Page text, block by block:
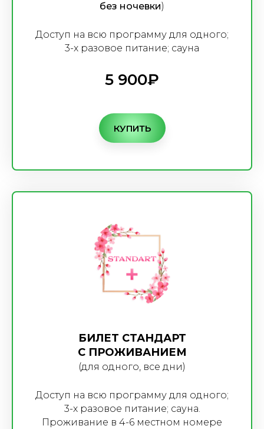
без ночевки)
Доступ на всю программу для одного;
3-х разовое питание; сауна
5 900₽
КУПИТЬ
БИЛЕТ СТАНДАРТ
С ПРОЖИВАНИЕМ
(для одного, все дни)
Доступ на всю программу для одного;
3-х разовое питание; сауна.
Проживание в 4-6 местном номере